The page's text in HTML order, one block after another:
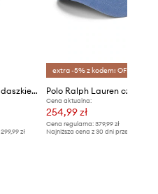
Polo Ralph Lauren czapka z daszkiem bawełniana
299,99 zł
extra -5% z kodem: OFF*
Cena aktualna:
254,99 zł
Cena regularna: 379,99 zł
Najniższa cena z 30 dni przed obniżką: